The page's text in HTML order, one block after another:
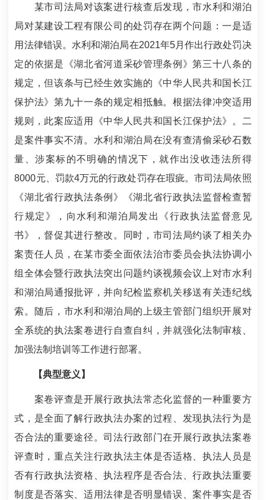
某市司法局对该案进行核查后发现，市水利和湖泊
局对某建设工程有限公司的处罚存在两个问题：一是适
用法律错误。水利和湖泊局在2021年5月作出行政处罚决
定的依据是《湖北省河道采砂管理条例》第三十八条的
规定，但该条与已经生效实施的《中华人民共和国长江
保护法》第九十一条的规定相抵触。根据法律冲突适用
规则，此案应适用《中华人民共和国长江保护法》。二
是案件事实不清。水利和湖泊局在没有查清偷采砂石数
量、涉案标的不明确的情况下，就作出没收违法所得
8000元、罚款4万元的行政处罚存在瑕疵。市司法局依照
《湖北省行政执法条例》《湖北省行政执法监督检查暂
行规定》，向水利和湖泊局发出《行政执法监督意见
书》，督促其进行整改。同时，市司法局约谈了相关办
案责任人员，在某市委全面依法治市委员会执法协调小
组全体会暨行政执法突出问题约谈视频会议上对市水利
和湖泊局通报批评，并向纪检监察机关移送有关违纪线
索。随后，市水利和湖泊局的上级主管部门组织开展对
全系统的执法案卷进行自查自纠，并就强化法制审核、
加强法制培训等工作进行部署。
【典型意义】
案卷评查是开展行政执法常态化监督的一种重要方
式，是全面了解行政执法办案的过程、发现执法行为是
否合法的重要途径。司法行政部门在开展行政执法案卷
评查时，重点关注行政执法主体是否适格、执法人员是
否有行政执法资格、执法程序是否合法、行政执法重要
制度是否落实、适用法律是否明显错误、案件事实是否